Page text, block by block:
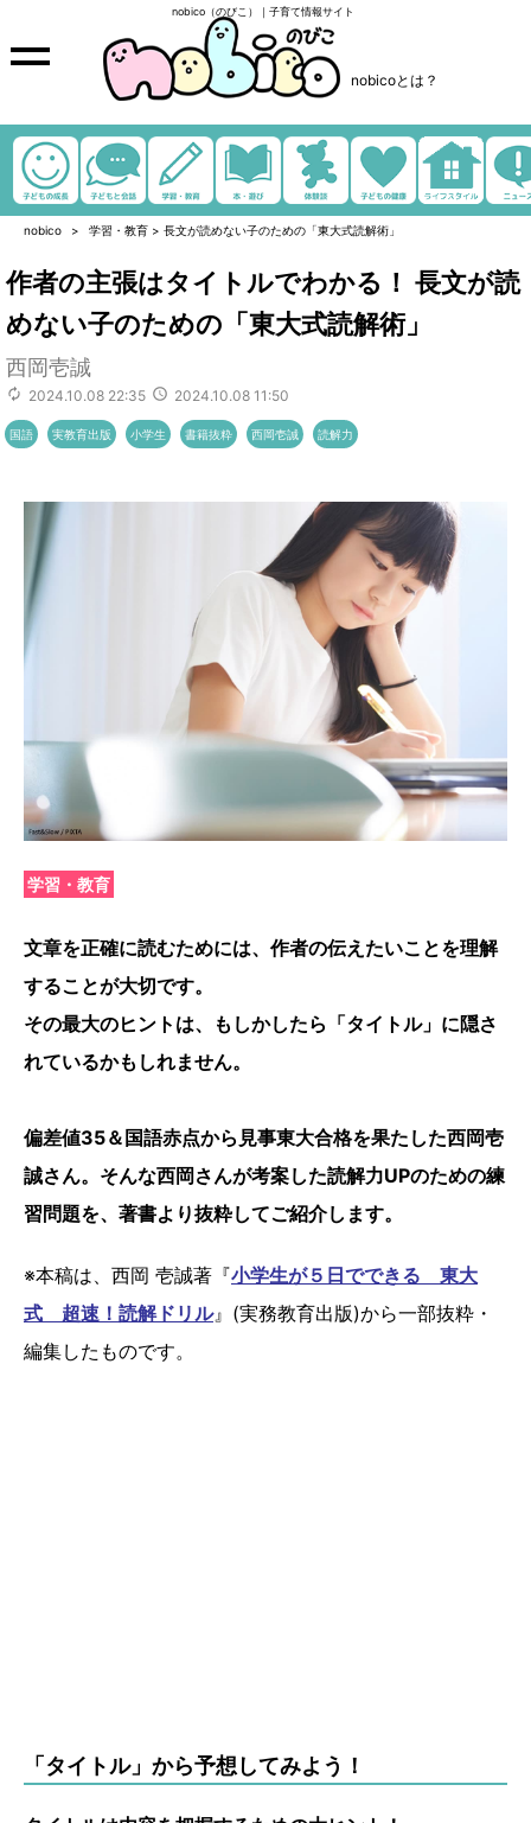
nobico（のびこ）｜子育て情報サイト
nobicoとは？
nobico 学習・教育 > 長文が読めない子のための「東大式読解術」
作者の主張はタイトルでわかる！ 長文が読
めない子のための「東大式読解術」
西岡壱誠
2024.10.08 22:35 2024.10.08 11:50
国語 実教育出版 小学生 書籍抜粋 西岡壱誠 読解力
学習・教育
文章を正確に読むためには、作者の伝えたいことを理解
することが大切です。
その最大のヒントは、もしかしたら「タイトル」に隠さ
れているかもしれません。
偏差値35＆国語赤点から見事東大合格を果たした西岡壱
誠さん。そんな西岡さんが考案した読解力UPのための練
習問題を、著書より抜粋してご紹介します。
※本稿は、西岡 壱誠著『小学生が５日でできる 東大
式 超速！読解ドリル』(実務教育出版)から一部抜粋・
編集したものです。
「タイトル」から予想してみよう！